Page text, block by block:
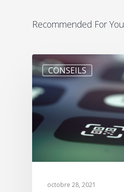
Recommended For You
CONSEILS
octobre 28, 2021